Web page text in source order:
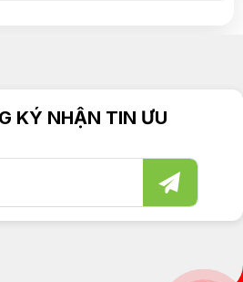
KÝ NHẬN TIN ƯU